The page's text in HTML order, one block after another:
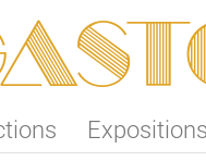
Expositions